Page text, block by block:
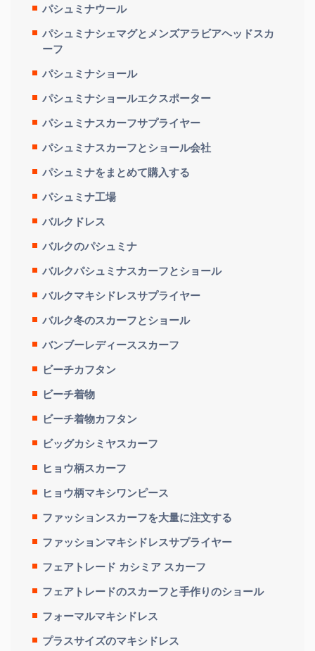
パシュミナウール
パシュミナシェマグとメンズアラビアヘッドスカ
ーフ
パシュミナショール
パシュミナショールエクスポーター
パシュミナスカーフサプライヤー
パシュミナスカーフとショール会社
パシュミナをまとめて購入する
パシュミナ工場
バルクドレス
バルクのパシュミナ
バルクパシュミナスカーフとショール
バルクマキシドレスサプライヤー
バルク冬のスカーフとショール
バンブーレディーススカーフ
ビーチカフタン
ビーチ着物
ビーチ着物カフタン
ビッグカシミヤスカーフ
ヒョウ柄スカーフ
ヒョウ柄マキシワンピース
ファッションスカーフを大量に注文する
ファッションマキシドレスサプライヤー
フェアトレード カシミア スカーフ
フェアトレードのスカーフと手作りのショール
フォーマルマキシドレス
プラスサイズのマキシドレス